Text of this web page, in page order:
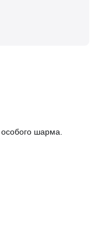
шарма.